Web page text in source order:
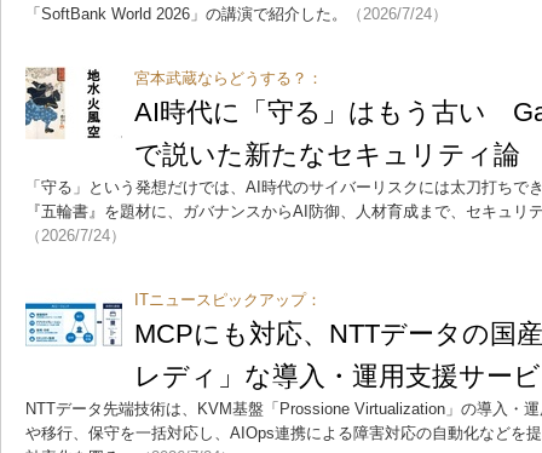
「SoftBank World 2026」の講演で紹介した。
（2026/7/24）
宮本武蔵ならどうする？：
AI時代に「守る」はもう古い
で説いた新たなセキュリティ論
「守る」という発想だけでは、AI時代のサイバーリスクには太刀打ちで
『五輪書』を題材に、ガバナンスからAI防御、人材育成まで、セキュリ
（2026/7/24）
ITニュースピックアップ：
MCPにも対応、NTTデータの国
レディ」な導入・運用支援サー
NTTデータ先端技術は、KVM基盤「Prossione Virtualization」の導入・
や移行、保守を一括対応し、AIOps連携による障害対応の自動化などを